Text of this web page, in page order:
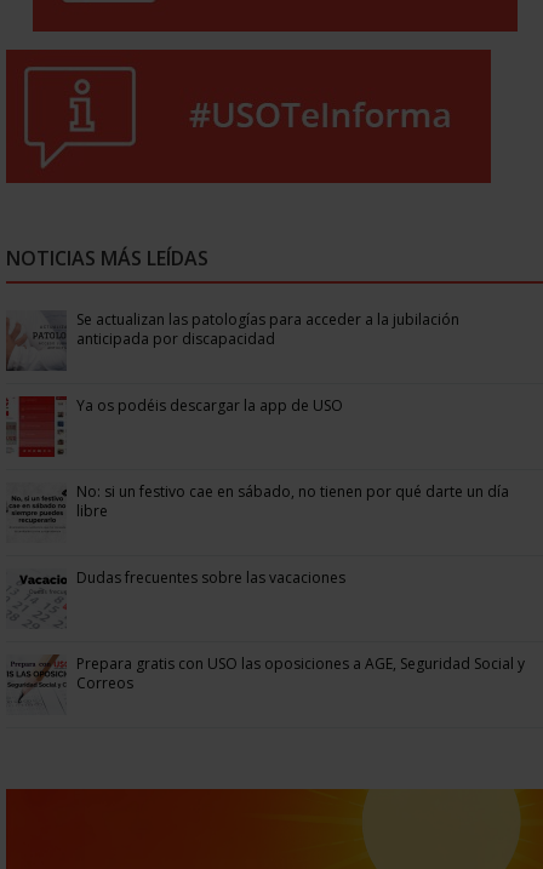
NOTICIAS MÁS LEÍDAS
Se actualizan las patologías para acceder a la jubilación
anticipada por discapacidad
Ya os podéis descargar la app de USO
No: si un festivo cae en sábado, no tienen por qué darte un día
libre
Dudas frecuentes sobre las vacaciones
Prepara gratis con USO las oposiciones a AGE, Seguridad Social y
Correos